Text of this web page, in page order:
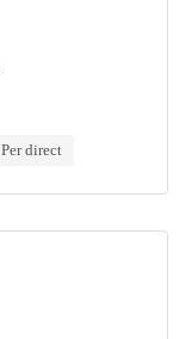
Per direct